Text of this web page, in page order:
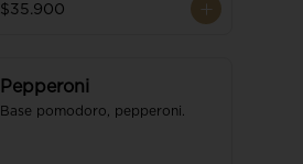
$35.900
Pepperoni
Base pomodoro, pepperoni.